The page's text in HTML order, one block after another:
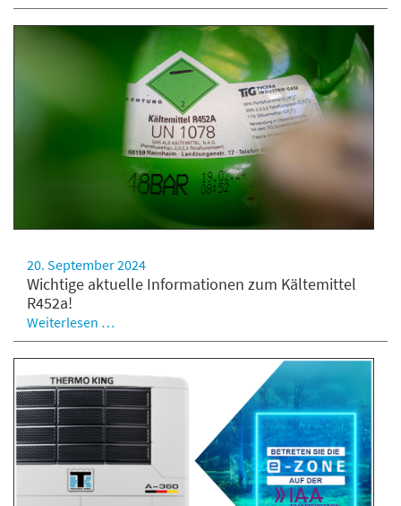
20. September 2024
Wichtige aktuelle Informationen zum Kältemittel
R452a!
Weiterlesen …